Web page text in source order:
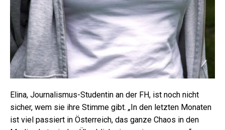
Elina, Journalismus-Studentin an der FH, ist noch nicht
sicher, wem sie ihre Stimme gibt. „In den letzten Monaten
ist viel passiert in Österreich, das ganze Chaos in den